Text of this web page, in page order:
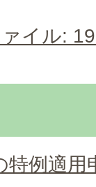
イル:
特例適